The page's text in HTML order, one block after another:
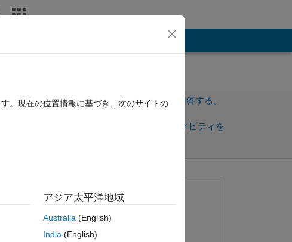
サインインしてこの質問に回答する。
サインインしてアクティビティを
票
質問済み:
2021 年 5 月 9 日
。現在の位置情報に基づき、次のサイトの
アジア太平洋地域
Australia(English)
India(English)